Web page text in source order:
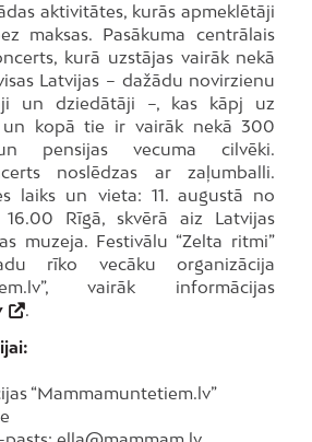
aktivitātes, kurās apmeklētāji
maksas. Pasākuma centrālais
kurā uzstājas vairāk nekā
Latvijas – dažādu novirzienu
un dziedātāji –, kas kāpj uz
un kopā tie ir vairāk nekā 300
pensijas vecuma cilvēki.
noslēdzas ar zaļumballi.
laiks un vieta: 11. augustā no
Rīgā, skvērā aiz Latvijas
muzeja. Festivālu “Zelta ritmi”
rīko vecāku organizācija
vairāk informācijas
.
“Mammamuntetiem.lv”